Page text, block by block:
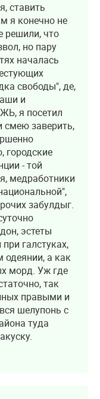
ставить
я конечно не
решили, что
но пару
началась
свободы", де,
и
я посетил
смею заверить,
городские
- той
медработники
забулдыг.
эстеты
галстуках,
одеянии, а как
морд. Уж где
так
правыми и
шелупонь с
туда